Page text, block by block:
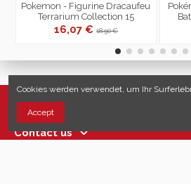
Pokemon - Figurine Dracaufeu
Terrarium Collection 15
16,07 € 18,90 €
Nützliche Links
Contact us
Cookies werden verwendet, um Ihr
Accept